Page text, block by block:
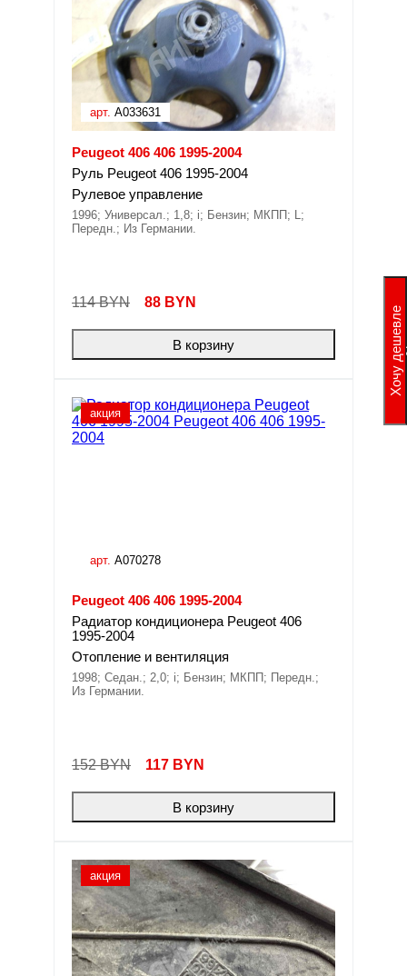
Хочу дешевле
арт. A033631
Peugeot 406 406 1995-2004
Руль Peugeot 406 1995-2004
Рулевое управление
1996; Универсал.; 1,8; i; Бензин; МКПП; L;
Передн.; Из Германии.
114 BYN 88 BYN
В корзину
акция
арт. A070278
Peugeot 406 406 1995-2004
Радиатор кондиционера Peugeot 406
1995-2004
Отопление и вентиляция
1998; Седан.; 2,0; i; Бензин; МКПП; Передн.;
Из Германии.
152 BYN 117 BYN
В корзину
акция